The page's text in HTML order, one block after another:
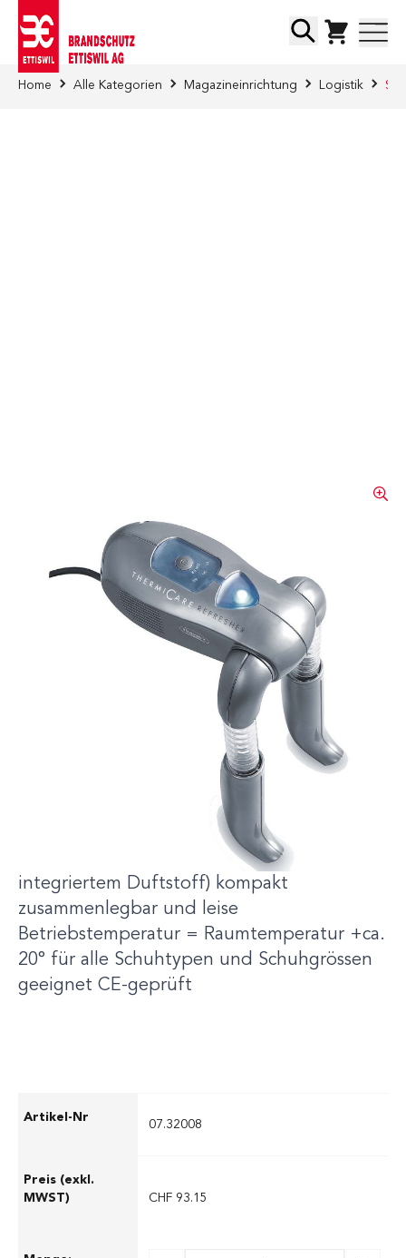
Suche
Home Alle Kategorien Magazineinrichtung Logistik
Schuh- und
Handschuhtrockner
Schuhtrockner mit Luftdüsen, Timer und
UV. Trocknet nasse Schuhe (und auch
Handschuhe) materialschonend in wenigen
Stunden. Stunden Timer: 1 h, 3 h oder 6 h
UV-Licht reduziert Bakterien und Keime •
absorbiert unangenehme Gerüche (mit
integriertem Duftstoff) kompakt
zusammenlegbar und leise
Betriebstemperatur = Raumtemperatur +ca.
20° für alle Schuhtypen und Schuhgrössen
geeignet CE-geprüft
07.32008
CHF 93.15